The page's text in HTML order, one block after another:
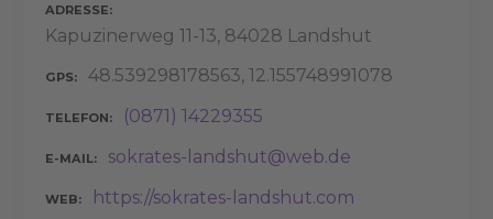
ADRESSE
Kapuzinerweg 11-13, 84028 Landshut
GPS 48.539298178563, 12.155748991078
TELEFON (0871) 14229355
E-MAIL sokrates-landshut@web.de
WEB https://sokrates-landshut.com